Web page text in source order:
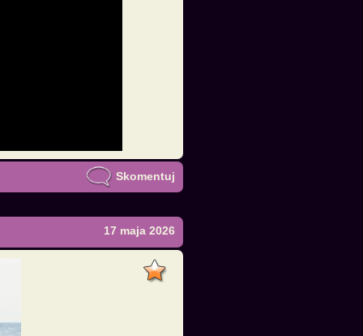
Skomentuj
17 maja 2026